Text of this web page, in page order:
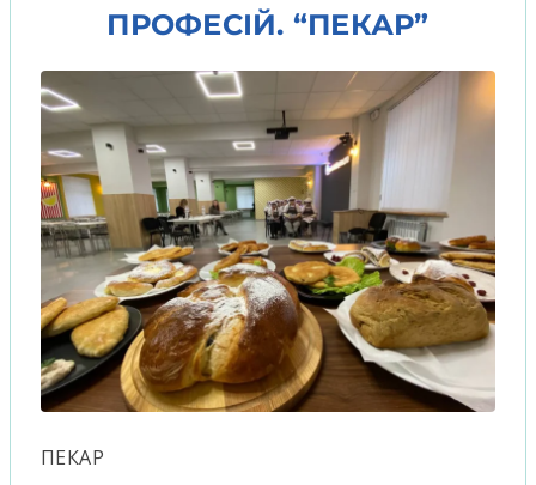
ПРОФЕСІЙ. “ПЕКАР”
ПЕКАР